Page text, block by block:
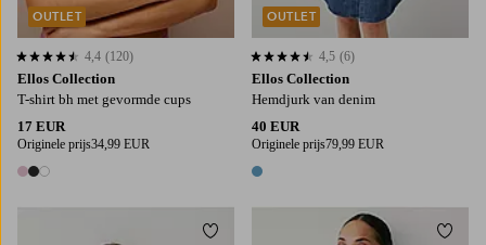
Ellos Collection
T-shirt bh met gevormde cups
17 EUR
Originele prijs34,99 EUR
3 kleuren
4,4 op basis van 120 beoordelingen
4,4 (120)
OUTLET
Ellos Collection
Hemdjurk van denim
40 EUR
Originele prijs79,99 EUR
1 kleur
4,5 op basis van 6 beoordelingen
4,5 (6)
OUTLET
Toevoegen aan favorieten